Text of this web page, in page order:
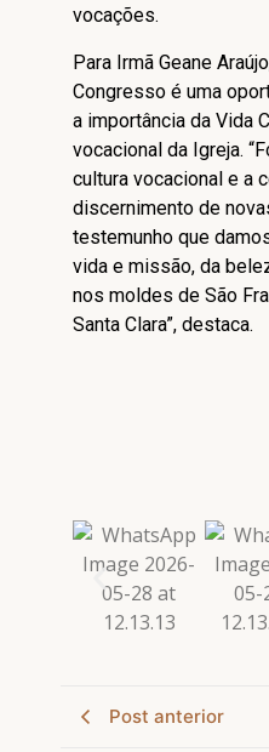
vocações.
Para Irmã Geane
Congresso é uma
a importância da Vida
vocacional da Igreja.
cultura vocacional e a
discernimento de
testemunho que
vida e missão, da
nos moldes de São
Santa Clara”, destaca.
Post anterior